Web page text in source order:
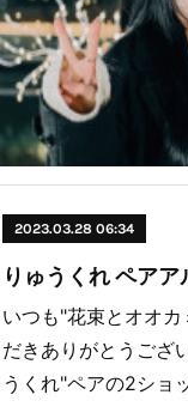
2023.03.28 06:34
りゅうくれ ペア
いつも"花束とオオ
だきありがとうござ
うくれ"ペアの2シ